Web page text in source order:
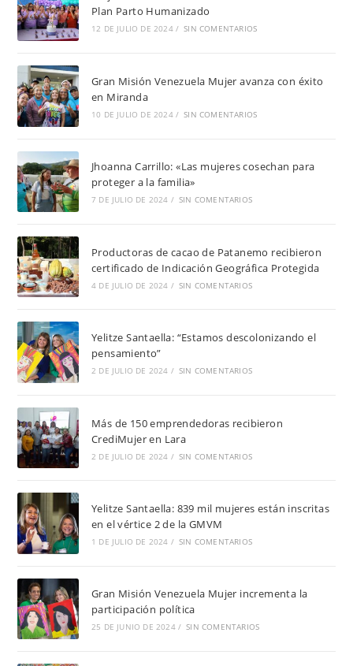
Plan Parto Humanizado
12 DE JULIO DE 2024 / SIN COMENTARIOS
Gran Misión Venezuela Mujer avanza con éxito
en Miranda
10 DE JULIO DE 2024 / SIN COMENTARIOS
Jhoanna Carrillo: «Las mujeres cosechan para
proteger a la familia»
7 DE JULIO DE 2024 / SIN COMENTARIOS
Productoras de cacao de Patanemo recibieron
certificado de Indicación Geográfica Protegida
4 DE JULIO DE 2024 / SIN COMENTARIOS
Yelitze Santaella: “Estamos descolonizando el
pensamiento”
2 DE JULIO DE 2024 / SIN COMENTARIOS
Más de 150 emprendedoras recibieron
CrediMujer en Lara
2 DE JULIO DE 2024 / SIN COMENTARIOS
Yelitze Santaella: 839 mil mujeres están inscritas
en el vértice 2 de la GMVM
1 DE JULIO DE 2024 / SIN COMENTARIOS
Gran Misión Venezuela Mujer incrementa la
participación política
25 DE JUNIO DE 2024 / SIN COMENTARIOS